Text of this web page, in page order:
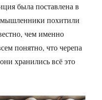
была поставлена в
похитили
чем именно
понятно, что черепа
хранились всё это